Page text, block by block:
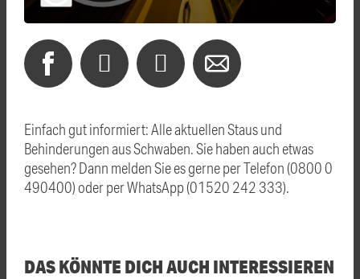
Einfach gut informiert: Alle aktuellen Staus und
Behinderungen aus Schwaben. Sie haben auch etwas
gesehen? Dann melden Sie es gerne per Telefon (0800 0
490400) oder per WhatsApp (01520 242 333).
DAS KÖNNTE DICH AUCH INTERESSIEREN